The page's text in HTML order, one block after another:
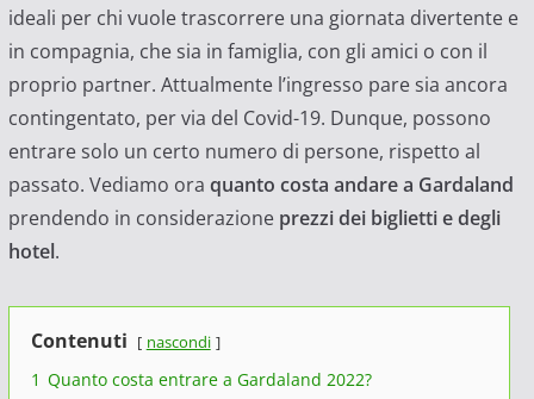
ideali per chi vuole trascorrere una giornata divertente e
in compagnia, che sia in famiglia, con gli amici o con il
proprio partner. Attualmente l’ingresso pare sia ancora
contingentato, per via del Covid-19. Dunque, possono
entrare solo un certo numero di persone, rispetto al
passato. Vediamo ora quanto costa andare a Gardaland
prendendo in considerazione prezzi dei biglietti e degli
hotel.
Contenuti nascondi
1 Quanto costa entrare a Gardaland 2022?